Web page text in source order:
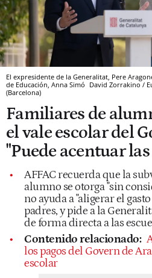
El expresidente de la Generalitat, Pere
de Educación, Anna Simó David Zorrakino /
(Barcelona)
Familiares de
el vale escolar del
"Puede acentuar
AFFAC recuerda que la
alumno se otorga "sin
no ayuda a "aligerar el
padres, y pide a la
de forma directa a las
Contenido relacionado:
los pagos del Govern de
escolar